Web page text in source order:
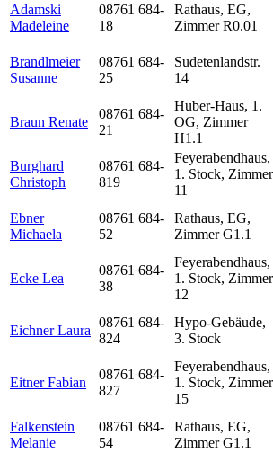
Adamski
Madeleine
08761 684-
18
Rathaus, EG,
Zimmer R0.01
Brandlmeier
Susanne
08761 684-
25
Sudetenlandstr.
14
Braun Renate
08761 684-
21
Huber-Haus, 1.
OG, Zimmer
H1.1
Burghard
Christoph
08761 684-
819
Feyerabendhaus,
1. Stock, Zimmer
11
Ebner
Michaela
08761 684-
52
Rathaus, EG,
Zimmer G1.1
Ecke Lea
08761 684-
38
Feyerabendhaus,
1. Stock, Zimmer
12
Eichner Laura
08761 684-
824
Hypo-Gebäude,
3. Stock
Eitner Fabian
08761 684-
827
Feyerabendhaus,
1. Stock, Zimmer
15
Falkenstein
Melanie
08761 684-
54
Rathaus, EG,
Zimmer G1.1